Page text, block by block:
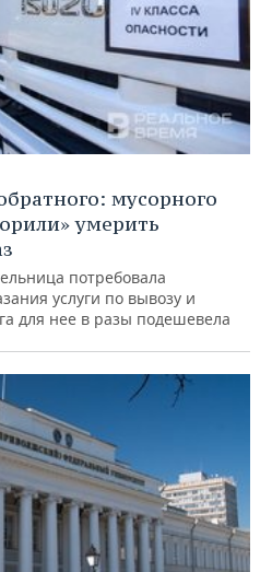
мусорного
умерить
потребовала
услуги по вывозу и
для нее в разы подешевела